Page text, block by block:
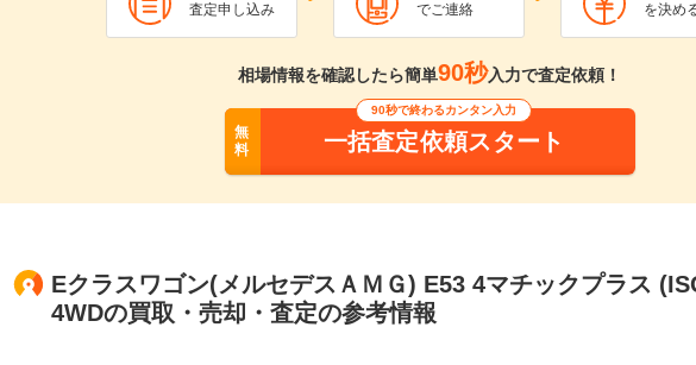
査定申し込み
でご連絡
を決め
相場情報を確認したら簡単90秒入力で査定依頼！
無
料
90秒で終わるカンタン入力
一括査定依頼スタート
Eクラスワゴン(メルセデスＡＭＧ) E53 4マチックプラス
4WDの買取・売却・査定の参考情報